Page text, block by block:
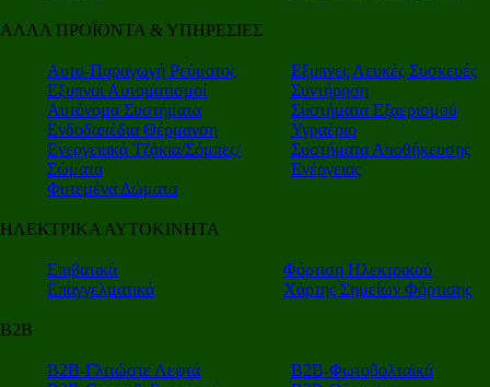
ΑΛΛΑ ΠΡΟΪΟΝΤΑ & ΥΠΗΡΕΣΙΕΣ
Αυτο-Παραγωγή Ρεύματος
Εξυπνοι Αυτοματισμοί
Αυτόνομα Συστήματα
Ενδοδαπέδια Θέρμανση
Ενεργειακά Τζάκια/Σόμπες/
Σώματα
Φυτεμένα Δώματα
Εξυπνες Λευκές Συσκευές
Συντήρηση
Συστήματα Εξαερισμού
Υγραέριο
Συστήματα Αποθήκευσης
Ενέργειας
ΗΛΕΚΤΡΙΚΑ ΑΥΤΟΚΙΝΗΤΑ
Επιβατικά
Επαγγελματικά
Φόρτιση Ηλεκτρικού
Χάρτης Σημείων Φόρτισης
Β2Β
Β2Β-Γλιτώστε Λεφτά
Β2Β-Φωτοβολταϊκά